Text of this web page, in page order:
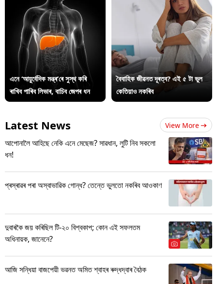
এনে ‘আয়ুৰ্বেদিক মন্ত্ৰ’ৰে সুস্থ কৰি
ৰাখিব পাৰিব লিভাৰ, বাচিব জেপৰ ধন
বৈবাহিক জীৱনত দূৰত্ব? এই ৫ টা ভুল
কেতিয়াও নকৰিব
Latest News View More
আপোনালৈ আহিছে নেকি এনে মেছেজ? সাৱধান, লুটি নিব সকলো
ধন!
প্ৰস্ৰাৱৰ পৰা অস্বাভাৱিক গোন্ধ? তেন্তে ভুলতো নকৰিব আওকাণ
দুবাৰকৈ জয় কৰিছিল টি-২০ বিশ্বকাপ; কোন এই সফলতম
অধিনায়ক, জানেনে?
আজি সন্ধিয়া বাজপেয়ী ভৱনত অমিত শ্বাহৰ ৰুদ্ধদ্বাৰ বৈঠক